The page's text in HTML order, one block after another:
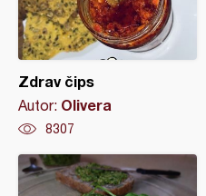
Zdrav čips
Autor: Olivera
8307